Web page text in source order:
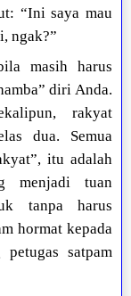
“Ini saya mau
ngak?”
masih harus
diri Anda.
rakyat
dua. Semua
itu adalah
menjadi tuan
tanpa harus
hormat kepada
satpam